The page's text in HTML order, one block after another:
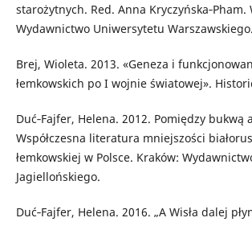
starożytnych. Red. Anna Kryczyńska‑Pham.
Wydawnictwo Uniwersytetu Warszawskiego.
Brej, Wioleta. 2013. «Geneza i
łemkowskich po I wojnie światowej».
Duć‑Fajfer, Helena. 2012. Pomiędzy bukwą
Współczesna literatura mniejszości
łemkowskiej w Polsce. Kraków:
Jagiellońskiego.
Duć‑Fajfer, Helena. 2016. „A Wisła dalej